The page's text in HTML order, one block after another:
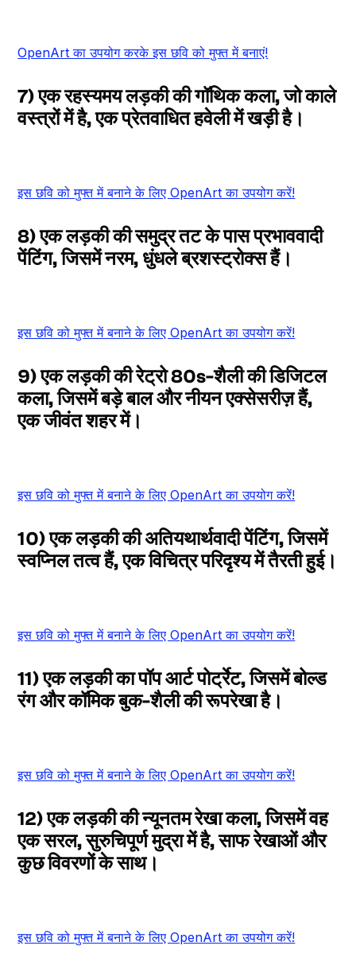
OpenArt का उपयोग करके इस छवि को मुफ्त में बनाएं!
7) एक रहस्यमय लड़की की गॉथिक कला, जो काले
वस्त्रों में है, एक प्रेतवाधित हवेली में खड़ी है।
इस छवि को मुफ्त में बनाने के लिए OpenArt का उपयोग करें!
8) एक लड़की की समुद्र तट के पास प्रभाववादी
पेंटिंग, जिसमें नरम, धुंधले ब्रशस्ट्रोक्स हैं।
इस छवि को मुफ्त में बनाने के लिए OpenArt का उपयोग करें!
9) एक लड़की की रेट्रो 80s-शैली की डिजिटल
कला, जिसमें बड़े बाल और नीयन एक्सेसरीज़ हैं,
एक जीवंत शहर में।
इस छवि को मुफ्त में बनाने के लिए OpenArt का उपयोग करें!
10) एक लड़की की अतियथार्थवादी पेंटिंग, जिसमें
स्वप्निल तत्व हैं, एक विचित्र परिदृश्य में तैरती हुई।
इस छवि को मुफ्त में बनाने के लिए OpenArt का उपयोग करें!
11) एक लड़की का पॉप आर्ट पोर्ट्रेट, जिसमें बोल्ड
रंग और कॉमिक बुक-शैली की रूपरेखा है।
इस छवि को मुफ्त में बनाने के लिए OpenArt का उपयोग करें!
12) एक लड़की की न्यूनतम रेखा कला, जिसमें वह
एक सरल, सुरुचिपूर्ण मुद्रा में है, साफ रेखाओं और
कुछ विवरणों के साथ।
इस छवि को मुफ्त में बनाने के लिए OpenArt का उपयोग करें!